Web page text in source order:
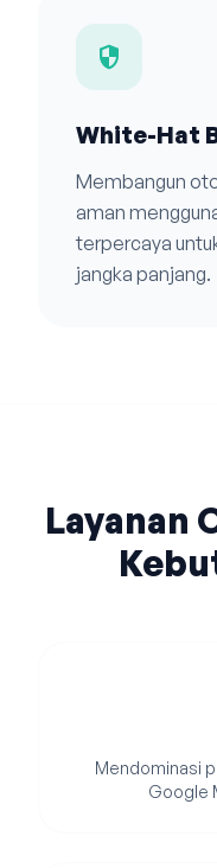
security
White-Hat
Membangun
aman
terpercaya
jangka panjang.
Layanan
Mendominasi
Google